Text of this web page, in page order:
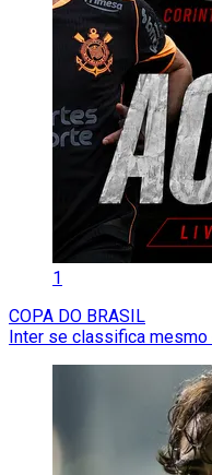
1
COPA DO BRASIL
Inter se classifica